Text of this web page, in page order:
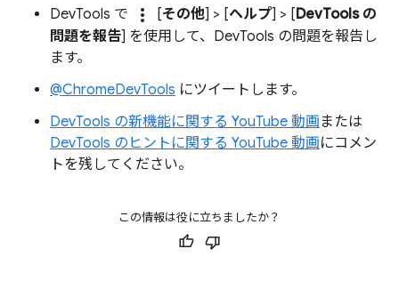
DevTools で
more_vert [その他] > [ヘルプ] > [DevTools の
問題を報告] を使用して、DevTools の問題を報告し
ます。
@ChromeDevTools にツイートします。
DevTools の新機能に関する YouTube 動画 または
DevTools のヒントに関する YouTube 動画にコメン
トを残してください。
この情報は役に立ちましたか？